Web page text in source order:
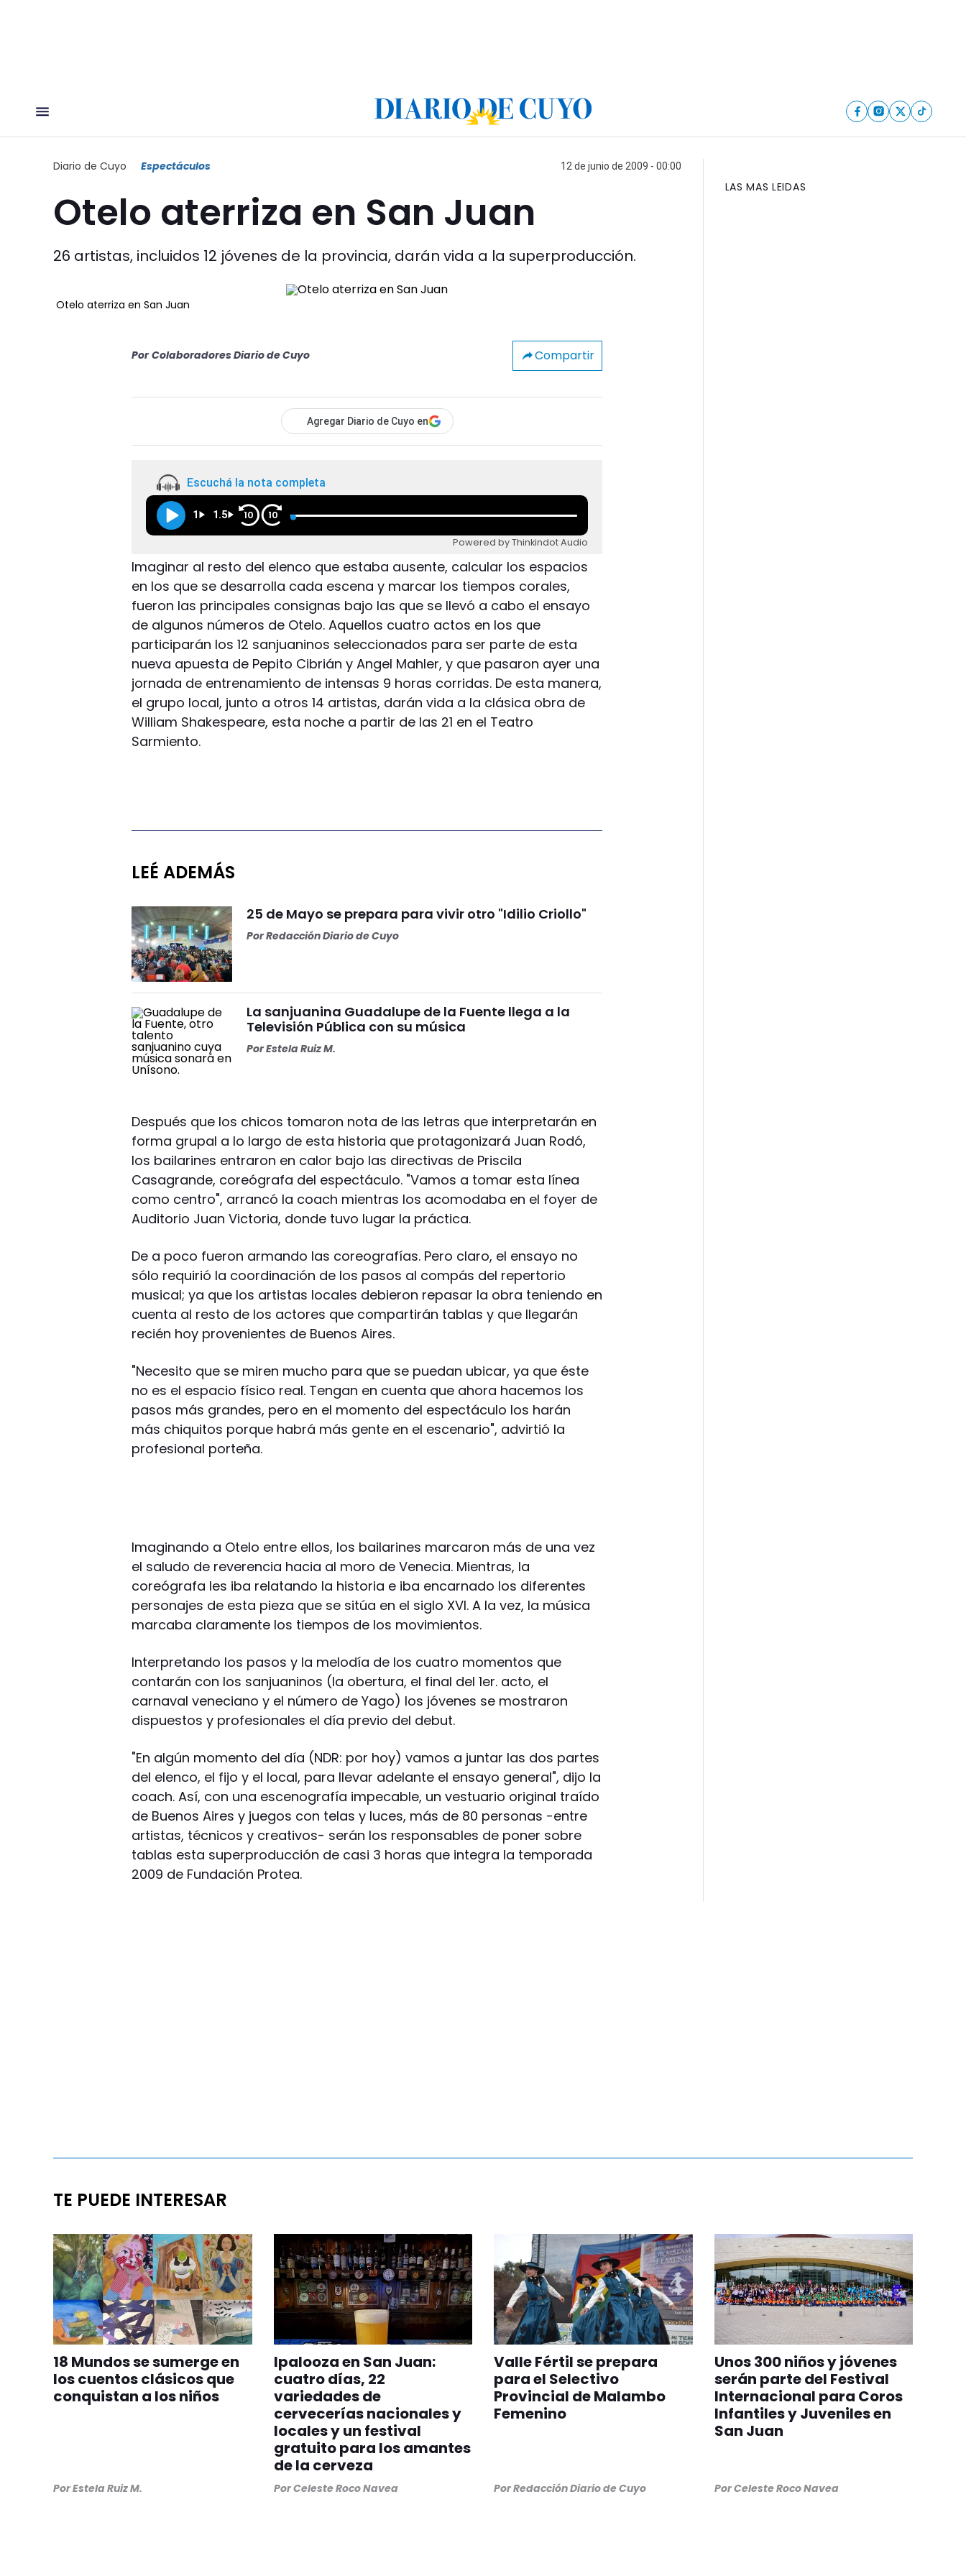
Diario de Cuyo Espectáculos 12 de junio de 2009 - 00:00
Otelo aterriza en San Juan
26 artistas, incluidos 12 jóvenes de la provincia, darán vida a la superproducción.
Otelo aterriza en San Juan
Por Colaboradores Diario de Cuyo Compartir
Agregar Diario de Cuyo en
Escuchá la nota completa
1 1.5 10 10
Powered by Thinkindot Audio
Imaginar al resto del elenco que estaba ausente, calcular los espacios
en los que se desarrolla cada escena y marcar los tiempos corales,
fueron las principales consignas bajo las que se llevó a cabo el ensayo
de algunos números de Otelo. Aquellos cuatro actos en los que
participarán los 12 sanjuaninos seleccionados para ser parte de esta
nueva apuesta de Pepito Cibrián y Angel Mahler, y que pasaron ayer una
jornada de entrenamiento de intensas 9 horas corridas. De esta manera,
el grupo local, junto a otros 14 artistas, darán vida a la clásica obra de
William Shakespeare, esta noche a partir de las 21 en el Teatro
Sarmiento.
LEÉ ADEMÁS
25 de Mayo se prepara para vivir otro "Idilio Criollo"
PorRedacción Diario de Cuyo
La sanjuanina Guadalupe de la Fuente llega a la
Televisión Pública con su música
PorEstela Ruiz M.
Después que los chicos tomaron nota de las letras que interpretarán en
forma grupal a lo largo de esta historia que protagonizará Juan Rodó,
los bailarines entraron en calor bajo las directivas de Priscila
Casagrande, coreógrafa del espectáculo. "Vamos a tomar esta línea
como centro", arrancó la coach mientras los acomodaba en el foyer de
Auditorio Juan Victoria, donde tuvo lugar la práctica.
De a poco fueron armando las coreografías. Pero claro, el ensayo no
sólo requirió la coordinación de los pasos al compás del repertorio
musical; ya que los artistas locales debieron repasar la obra teniendo en
cuenta al resto de los actores que compartirán tablas y que llegarán
recién hoy provenientes de Buenos Aires.
"Necesito que se miren mucho para que se puedan ubicar, ya que éste
no es el espacio físico real. Tengan en cuenta que ahora hacemos los
pasos más grandes, pero en el momento del espectáculo los harán
más chiquitos porque habrá más gente en el escenario", advirtió la
profesional porteña.
Imaginando a Otelo entre ellos, los bailarines marcaron más de una vez
el saludo de reverencia hacia al moro de Venecia. Mientras, la
coreógrafa les iba relatando la historia e iba encarnado los diferentes
personajes de esta pieza que se sitúa en el siglo XVI. A la vez, la música
marcaba claramente los tiempos de los movimientos.
Interpretando los pasos y la melodía de los cuatro momentos que
contarán con los sanjuaninos (la obertura, el final del 1er. acto, el
carnaval veneciano y el número de Yago) los jóvenes se mostraron
dispuestos y profesionales el día previo del debut.
"En algún momento del día (NDR: por hoy) vamos a juntar las dos partes
del elenco, el fijo y el local, para llevar adelante el ensayo general", dijo la
coach. Así, con una escenografía impecable, un vestuario original traído
de Buenos Aires y juegos con telas y luces, más de 80 personas -entre
artistas, técnicos y creativos- serán los responsables de poner sobre
tablas esta superproducción de casi 3 horas que integra la temporada
2009 de Fundación Protea.
LAS MAS LEIDAS
TE PUEDE INTERESAR
18 Mundos se sumerge en
los cuentos clásicos que
conquistan a los niños
PorEstela Ruiz M.
Ipalooza en San Juan:
cuatro días, 22
variedades de
cervecerías nacionales y
locales y un festival
gratuito para los amantes
de la cerveza
PorCeleste Roco Navea
Valle Fértil se prepara
para el Selectivo
Provincial de Malambo
Femenino
PorRedacción Diario de Cuyo
Unos 300 niños y jóvenes
serán parte del Festival
Internacional para Coros
Infantiles y Juveniles en
San Juan
PorCeleste Roco Navea